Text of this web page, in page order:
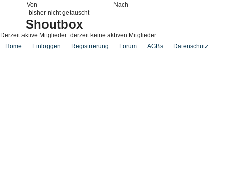
Von
Nach
-bisher nicht getauscht-
Shoutbox
Derzeit aktive Mitglieder: derzeit keine aktiven Mitglieder
Home
Einloggen Registrierung Forum AGBs Datenschutz